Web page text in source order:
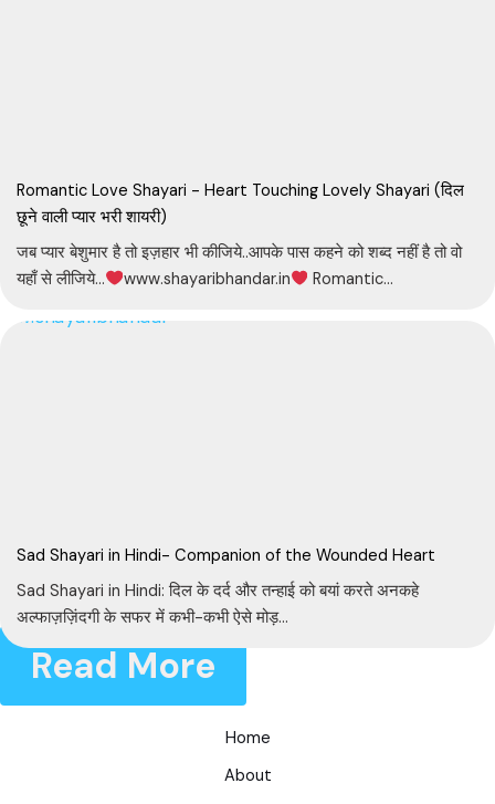
Romantic Love Shayari - Heart Touching Lovely Shayari (दिल
छूने वाली प्यार भरी शायरी)
जब प्यार बेशुमार है तो इज़हार भी कीजिये..आपके पास कहने को शब्द नहीं है तो वो
यहाँ से लीजिये…
www.shayaribhandar.in Romantic...
Sad Shayari in Hindi- Companion of the Wounded Heart
Sad Shayari in Hindi: दिल के दर्द और तन्हाई को बयां करते अनकहे
अल्फाज़ज़िंदगी के सफर में कभी-कभी ऐसे मोड़...
Read More
Home
About